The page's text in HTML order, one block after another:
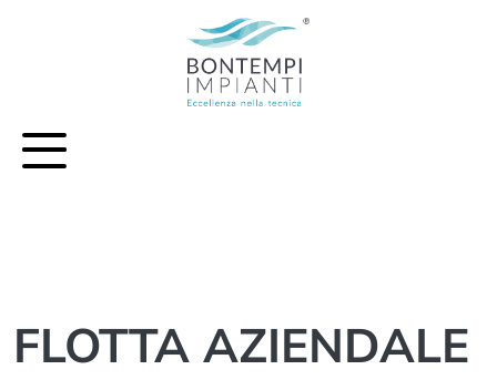
Vai al contenuto principale della pagina
FLOTTA AZIENDALE